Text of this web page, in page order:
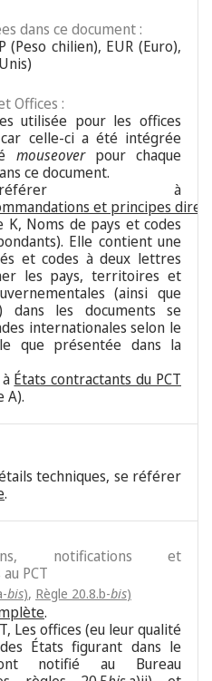
dans ce document :
(Peso chilien), EUR (Euro),
Offices :
utilisée pour les offices
celle-ci a été intégrée
mouseoverpour chaque
ce document.
à
et principes
K, Noms de pays et codes
Elle contient une
et codes à deux lettres
les pays, territoires et
(ainsi que
dans les documents se
internationales selon le
que présentée dans la
États contractants du PCT
A).
techniques, se référer
.
notifications et
PCT
bis), Règle 20.8.b-bis)
.
Les offices (eu leur qualité
États figurant dans le
notifié au Bureau